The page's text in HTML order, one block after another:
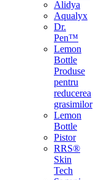
Alidya
Aqualyx
Dr.
Pen™
Lemon
Bottle
Produse
pentru
reducerea
grasimilor
Lemon
Bottle
Pistor
RRS®
Skin
Tech